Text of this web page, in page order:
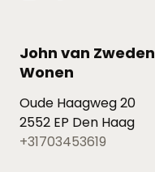
John van Zweden
Wonen
Oude Haagweg 20
2552 EP Den Haag
+31703453619